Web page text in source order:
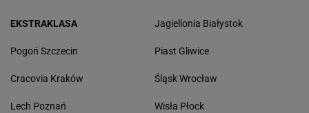
EKSTRAKLASA
Pogoń Szczecin
Cracovia Kraków
Lech Poznań
Jagiellonia Białystok
Piast Gliwice
Śląsk Wrocław
Wisła Płock